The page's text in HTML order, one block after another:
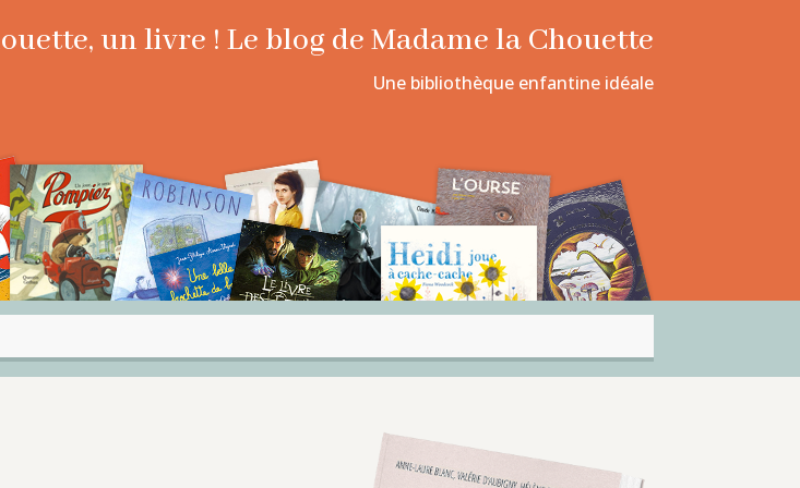
un livre ! Le blog de Madame la Chouette
Une bibliothèque enfantine idéale